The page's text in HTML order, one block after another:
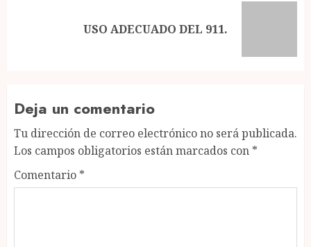
USO ADECUADO DEL 911.
Deja un comentario
Tu dirección de correo electrónico no será publicada.
Los campos obligatorios están marcados con *
Comentario *